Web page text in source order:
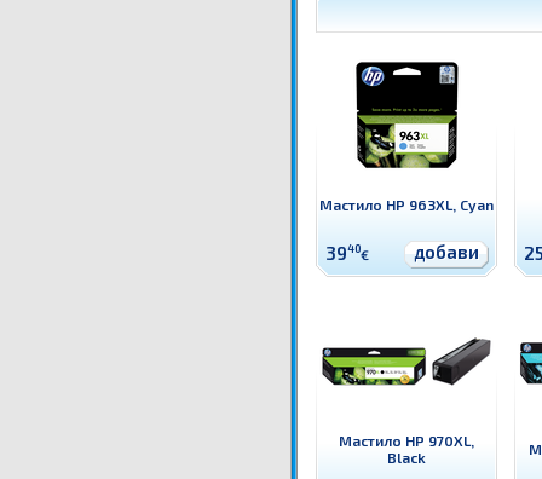
Мастило HP 963XL, Cyan
3940€ добави
Мастило HP 970XL,
Black